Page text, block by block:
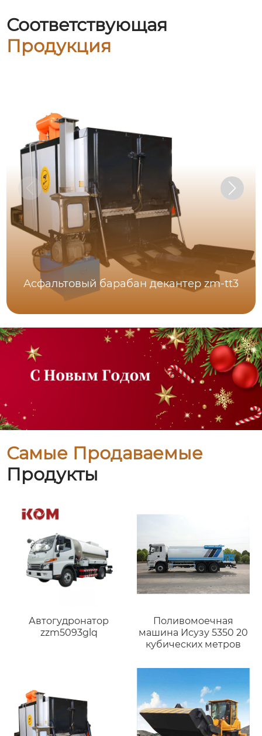
Соответствующая
Продукция
Асфальтовый барабан декантер zm-tt3
Самые Продаваемые
Продукты
Автогудронатор
zzm5093glq
Поливомоечная
машина Исузу 5350 20
кубических метров